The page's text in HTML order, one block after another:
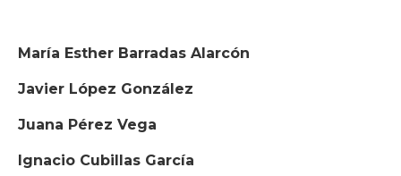
María Esther Barradas Alarcón
Javier López González
Juana Pérez Vega
Ignacio Cubillas García